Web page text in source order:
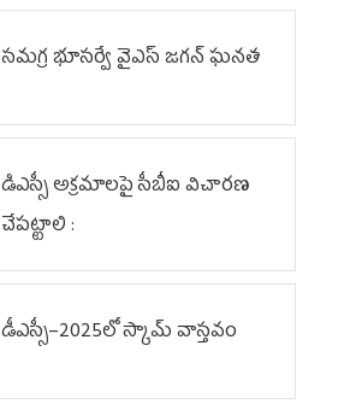
స‌మ‌గ్ర భూస‌ర్వే వైఎస్ జ‌గ‌న్ ఘ‌న‌త
డిఎస్సీ అక్రమాలపై సీబీఐ విచారణ
చేపట్టాలి :
డీఎస్సీ–2025లో స్కామ్‌ వాస్తవం